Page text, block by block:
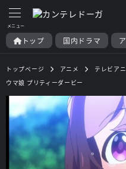
トップ 国内ドラマ
トップページ アニメ
テレビア
ウマ娘 プリティーダービー